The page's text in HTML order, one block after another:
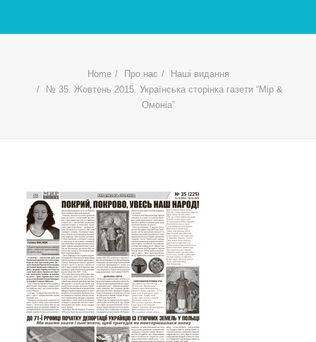
Home Про нас
Наші видання
№ 35. Жовтень 2015. Українська сторінка газети “Мір &
Омоніа”